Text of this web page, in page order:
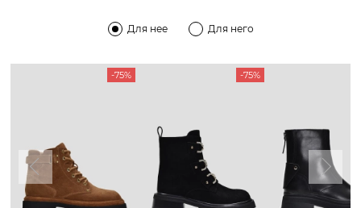
Для нее Для него
-75% -75%